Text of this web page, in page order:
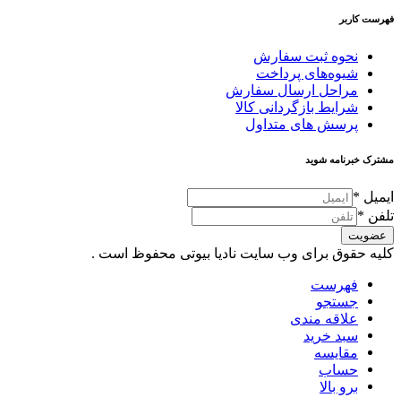
فهرست کاربر
نحوه ثبت سفارش
شیوه‌های پرداخت
مراحل ارسال سفارش
شرایط بازگردانی کالا
پرسش های متداول
مشترک خبرنامه شوید
ایمیل *
تلفن *
عضویت
کلیه حقوق برای وب سایت نادیا بیوتی محفوظ است .
فهرست
جستجو
علاقه مندی
سبد خرید
مقایسه
حساب
برو بالا